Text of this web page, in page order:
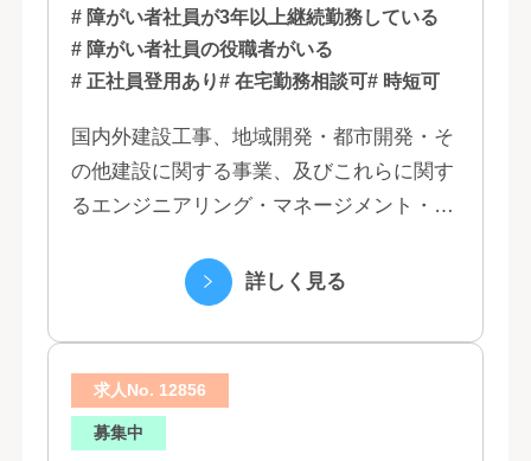
# 障がい者社員が3年以上継続勤務している
# 障がい者社員の役職者がいる
# 正社員登用あり# 在宅勤務相談可# 時短可
国内外建設工事、地域開発・都市開発・そ
の他建設に関する事業、及びこれらに関す
るエンジニアリング・マネージメント・コ
詳しく見る
求人No. 12856
募集中